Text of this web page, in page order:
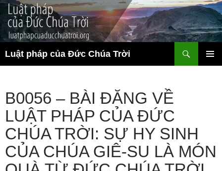
Chuyển
đến
nội
dung
Luật pháp của Đức Chúa Trời
kiếm
B0056 – BÀI ĐĂNG VỀ
LUẬT PHÁP CỦA ĐỨC
CHÚA TRỜI: SỰ HY SINH
CỦA CHÚA GIÊ-SU LÀ MÓN